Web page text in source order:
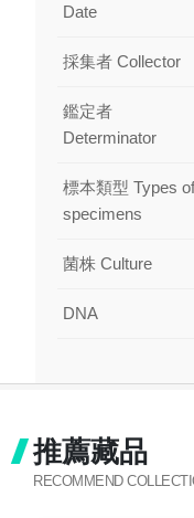
Date
採集者 Collector
鑑定者
Determinator
標本類型 Types of
specimens
菌株 Culture
DNA
推薦藏品
RECOMMEND